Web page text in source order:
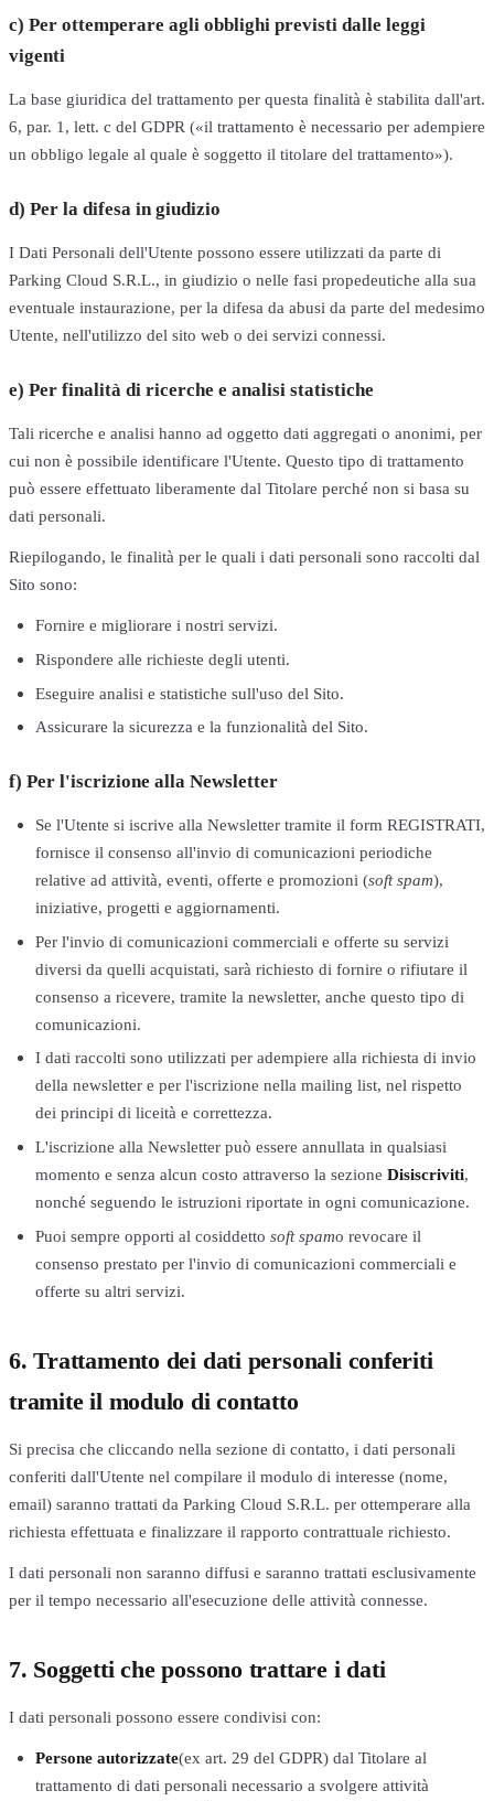
c) Per ottemperare agli obblighi previsti dalle leggi
vigenti
La base giuridica del trattamento per questa finalità è stabilita dall'art.
6, par. 1, lett. c del GDPR («il trattamento è necessario per adempiere
un obbligo legale al quale è soggetto il titolare del trattamento»).
d) Per la difesa in giudizio
I Dati Personali dell'Utente possono essere utilizzati da parte di
Parking Cloud S.R.L., in giudizio o nelle fasi propedeutiche alla sua
eventuale instaurazione, per la difesa da abusi da parte del medesimo
Utente, nell'utilizzo del sito web o dei servizi connessi.
e) Per finalità di ricerche e analisi statistiche
Tali ricerche e analisi hanno ad oggetto dati aggregati o anonimi, per
cui non è possibile identificare l'Utente. Questo tipo di trattamento
può essere effettuato liberamente dal Titolare perché non si basa su
dati personali.
Riepilogando, le finalità per le quali i dati personali sono raccolti dal
Sito sono:
Fornire e migliorare i nostri servizi.
Rispondere alle richieste degli utenti.
Eseguire analisi e statistiche sull'uso del Sito.
Assicurare la sicurezza e la funzionalità del Sito.
f) Per l'iscrizione alla Newsletter
Se l'Utente si iscrive alla Newsletter tramite il form REGISTRATI,
fornisce il consenso all'invio di comunicazioni periodiche
relative ad attività, eventi, offerte e promozioni (soft spam),
iniziative, progetti e aggiornamenti.
Per l'invio di comunicazioni commerciali e offerte su servizi
diversi da quelli acquistati, sarà richiesto di fornire o rifiutare il
consenso a ricevere, tramite la newsletter, anche questo tipo di
comunicazioni.
I dati raccolti sono utilizzati per adempiere alla richiesta di invio
della newsletter e per l'iscrizione nella mailing list, nel rispetto
dei principi di liceità e correttezza.
L'iscrizione alla Newsletter può essere annullata in qualsiasi
momento e senza alcun costo attraverso la sezione Disiscriviti,
nonché seguendo le istruzioni riportate in ogni comunicazione.
Puoi sempre opporti al cosiddetto soft spamo revocare il
consenso prestato per l'invio di comunicazioni commerciali e
offerte su altri servizi.
6. Trattamento dei dati personali conferiti
tramite il modulo di contatto
Si precisa che cliccando nella sezione di contatto, i dati personali
conferiti dall'Utente nel compilare il modulo di interesse (nome,
email) saranno trattati da Parking Cloud S.R.L. per ottemperare alla
richiesta effettuata e finalizzare il rapporto contrattuale richiesto.
I dati personali non saranno diffusi e saranno trattati esclusivamente
per il tempo necessario all'esecuzione delle attività connesse.
7. Soggetti che possono trattare i dati
I dati personali possono essere condivisi con:
Persone autorizzate(ex art. 29 del GDPR) dal Titolare al
trattamento di dati personali necessario a svolgere attività